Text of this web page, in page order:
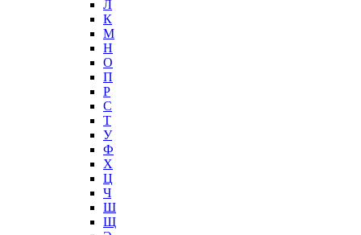
Л
К
М
Н
О
П
Р
С
Т
У
Ф
Х
Ц
Ч
Ш
Щ